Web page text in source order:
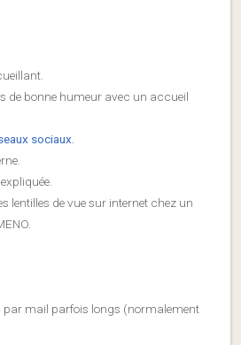
de bonne humeur avec un accueil
sociaux.
lentilles de vue sur internet chez un
par mail parfois longs (normalement